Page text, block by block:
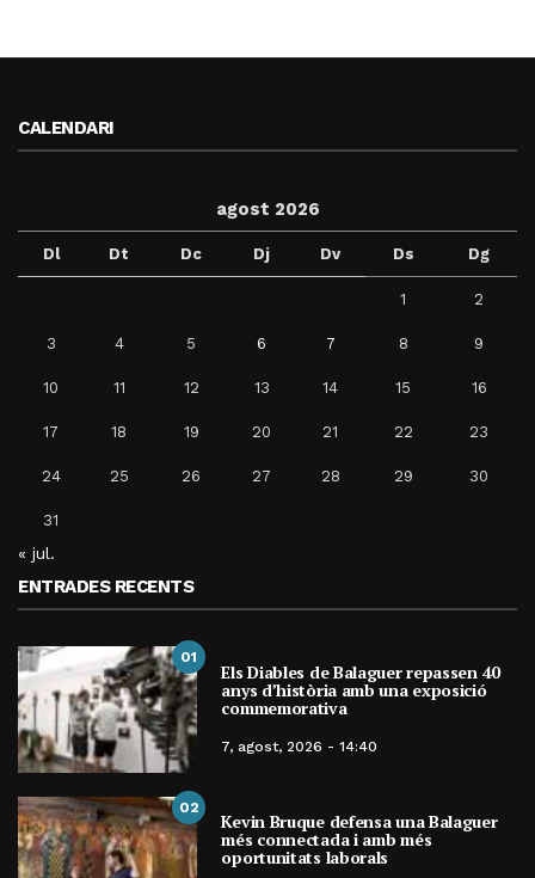
CALENDARI
agost 2026
Dl Dt Dc Dj Dv Ds Dg
1 2
3 4 5 6 7 8 9
10 11 12 13 14 15 16
17 18 19 20 21 22 23
24 25 26 27 28 29 30
31
« jul.
ENTRADES RECENTS
01
Els Diables de Balaguer repassen 40
anys d’història amb una exposició
commemorativa
7, agost, 2026 - 14:40
02
Kevin Bruque defensa una Balaguer
més connectada i amb més
oportunitats laborals